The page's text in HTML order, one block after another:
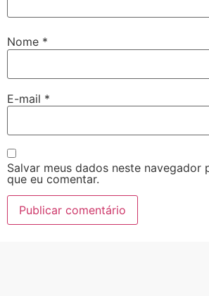
Nome *
E-mail *
Salvar meus dados neste navegador
que eu comentar.